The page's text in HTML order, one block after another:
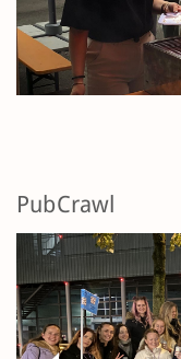
PubCrawl
Previous